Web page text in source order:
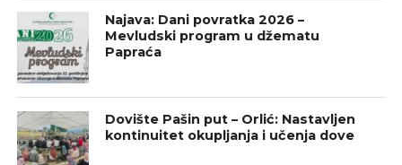
Najava: Dani povratka 2026 –
Mevludski program u džematu
Papraća
Dovište Pašin put – Orlić: Nastavljen
kontinuitet okupljanja i učenja dove